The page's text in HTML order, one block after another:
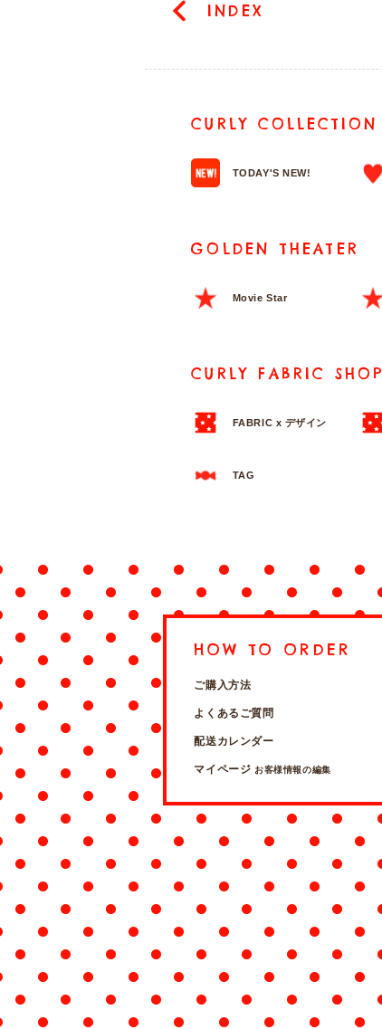
INDEX
CURLY COLLECTION
TODAY'S NEW!
GOLDEN THEATER
Movie Star
CURLY FABRIC SHOP
FABRIC x デザイン
TAG
HOW TO ORDER
ご購入方法
よくあるご質問
配送カレンダー
マイページ お客様情報の編集